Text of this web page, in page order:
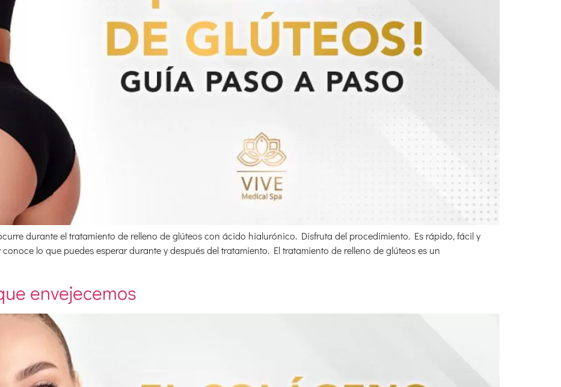
durante el tratamiento de relleno de glúteos con ácido hialurónico. Disfruta del procedimiento. Es rápido, fácil y
lo que puedes esperar durante y después del tratamiento. El tratamiento de relleno de glúteos es un
envejecemos